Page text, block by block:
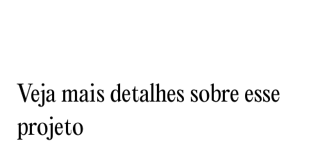
Veja mais detalhes sobre esse
projeto